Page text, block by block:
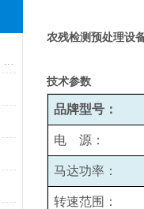
农残检测预处理设
技术参数
品牌型号：
电 源：
马达功率：
转速范围：